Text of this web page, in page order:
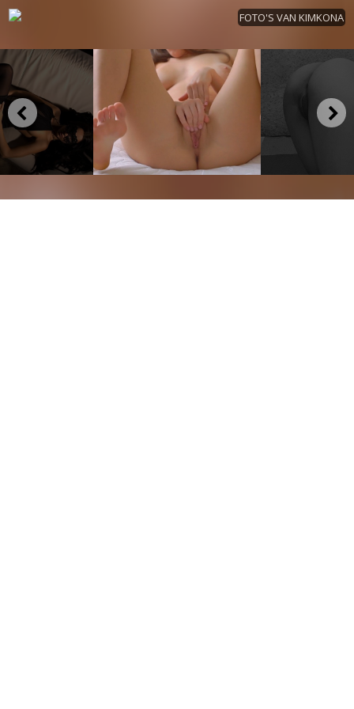
FOTO'S VAN KIMKONA